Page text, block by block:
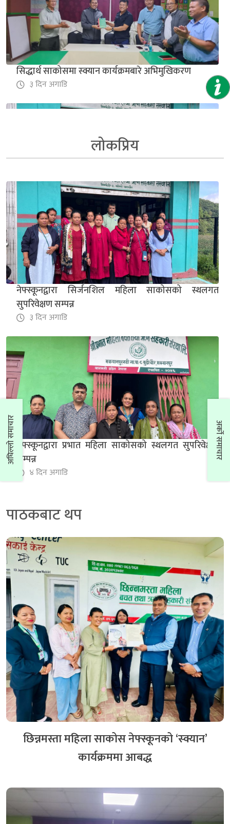
अघिल्लो समाचार अर्को समाचार
सिद्धार्थ साकोसमा स्क्यान कार्यक्रमबारे अभिमुखिकरण
३ दिन अगाडि
नेफ्स्कूनद्वारा सिर्जनशिल महिला साकोसको स्थलगत
सुपरिवेक्षण सम्पन्न
३ दिन अगाडि
हिमचुली साकोसमा तीनदिने कृषक व्यवसाय खेल तालिम
सम्पन्न
३ दिन अगाडि
बिन्धवासिनी साकोसमा कृषक सदस्यका लागि कृषक व्यवसाय
खेल तालिम सम्पन्न
३ दिन अगाडि
नेफ्स्कूनद्वारा प्रभात महिला साकोसको स्थलगत सुपरिवेक्षण
सम्पन्न
४ दिन अगाडि
लोकप्रिय
नेफ्स्कूनद्वारा सिर्जनशिल महिला साकोसको स्थलगत
सुपरिवेक्षण सम्पन्न
३ दिन अगाडि
नेफ्स्कूनद्वारा प्रभात महिला साकोसको स्थलगत सुपरिवेक्षण
सम्पन्न
४ दिन अगाडि
नेफ्स्कूनद्वारा जनजागृती महिला साकोसको स्थलगत
सुपरिवेक्षण सम्पन्न
५ दिन अगाडि
उद्यम–उद्यमी मेट्रिक्स नक्साङ्कन सम्बन्धी अभिमुखीकरण
पाठकबाट थप
छिन्नमस्ता महिला साकोस नेफ्स्कूनको ‘स्क्यान’
कार्यक्रममा आबद्ध